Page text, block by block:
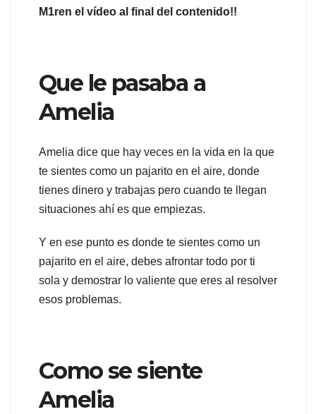
M1ren el vídeo al final del contenido!!
Que le pasaba a
Amelia
Amelia dice que hay veces en la vida en la que
te sientes como un pajarito en el aire, donde
tienes dinero y trabajas pero cuando te llegan
situaciones ahí es que empiezas.
Y en ese punto es donde te sientes como un
pajarito en el aire, debes afrontar todo por ti
sola y demostrar lo valiente que eres al resolver
esos problemas.
Como se siente
Amelia